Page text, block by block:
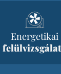
Energetikai
felülvizsgálat